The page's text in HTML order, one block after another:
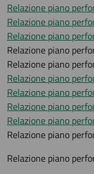
Relazione piano
Relazione piano
Relazione piano
Relazione piano
Relazione piano
Relazione piano
Relazione piano
Relazione piano
Relazione piano
Relazione piano
Relazione piano